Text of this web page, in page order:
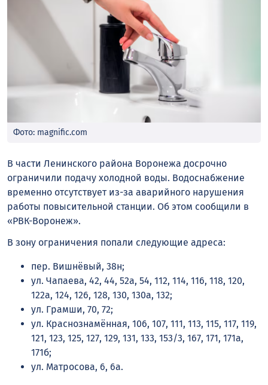
Фото: magnific.com
В части Ленинского района Воронежа досрочно
ограничили подачу холодной воды. Водоснабжение
временно отсутствует из-за аварийного нарушения
работы повысительной станции. Об этом сообщили в
«РВК-Воронеж».
В зону ограничения попали следующие адреса:
пер. Вишнёвый, 38н;
ул. Чапаева, 42, 44, 52а, 54, 112, 114, 116, 118, 120,
122а, 124, 126, 128, 130, 130а, 132;
ул. Грамши, 70, 72;
ул. Краснознамённая, 106, 107, 111, 113, 115, 117, 119,
121, 123, 125, 127, 129, 131, 133, 153/3, 167, 171, 171а,
171б;
ул. Матросова, 6, 6а.